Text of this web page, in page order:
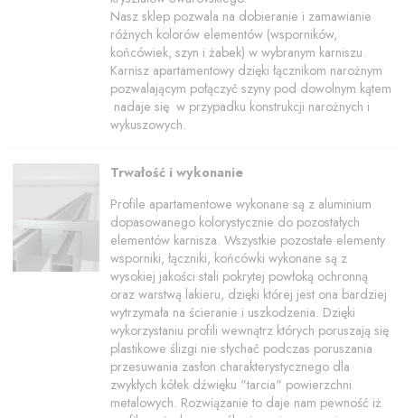
Nasz sklep pozwala na dobieranie i zamawianie
różnych kolorów elementów (wsporników,
końcówiek, szyn i żabek) w wybranym karniszu.
Karnisz apartamentowy dzięki łącznikom narożnym
pozwalającym połączyć szyny pod dowolnym kątem
nadaje się w przypadku konstrukcji narożnych i
wykuszowych.
Trwałość i wykonanie
Profile apartamentowe wykonane są z aluminium
dopasowanego kolorystycznie do pozostałych
elementów karnisza. Wszystkie pozostałe elementy
wsporniki, łączniki, końcówki wykonane są z
wysokiej jakości stali pokrytej powłoką ochronną
oraz warstwą lakieru, dzięki której jest ona bardziej
wytrzymała na ścieranie i uszkodzenia. Dzięki
wykorzystaniu profili wewnątrz których poruszają się
plastikowe ślizgi nie słychać podczas poruszania
przesuwania zasłon charakterystycznego dla
zwykłych kółek dźwięku "tarcia" powierzchni
metalowych. Rozwiązanie to daje nam pewność iż